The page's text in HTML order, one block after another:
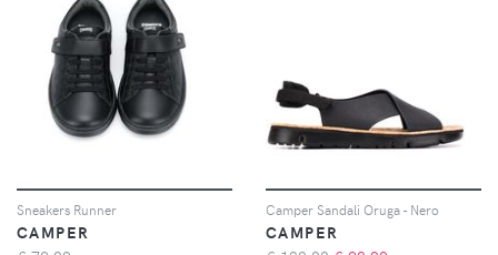
Sneakers Runner
CAMPER
Camper Sandali Oruga - Nero
CAMPER